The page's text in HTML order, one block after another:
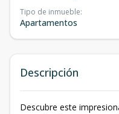
Tipo de inmueble:
Apartamentos
Descripción
Descubre este